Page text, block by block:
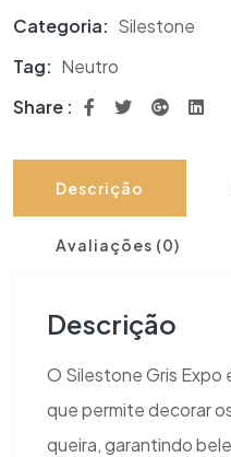
Categoria: Silestone
Tag: Neutro
Share :
Descrição
Avaliações (0)
Descrição
O Silestone Gris Expo
que permite decorar
queira, garantindo